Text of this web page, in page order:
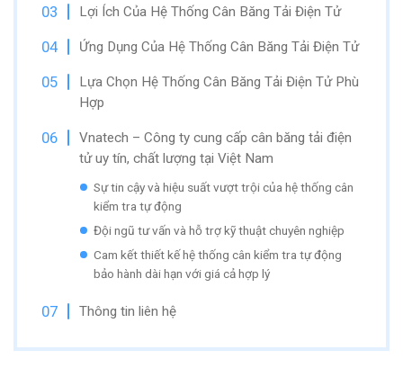
Lợi Ích Của Hệ Thống Cân Băng Tải Điện Tử
Ứng Dụng Của Hệ Thống Cân Băng Tải Điện Tử
Lựa Chọn Hệ Thống Cân Băng Tải Điện Tử Phù
Hợp
Vnatech – Công ty cung cấp cân băng tải điện
tử uy tín, chất lượng tại Việt Nam
Sự tin cậy và hiệu suất vượt trội của hệ thống cân
kiểm tra tự động
Đội ngũ tư vấn và hỗ trợ kỹ thuật chuyên nghiệp
Cam kết thiết kế hệ thống cân kiểm tra tự động
bảo hành dài hạn với giá cả hợp lý
Thông tin liên hệ